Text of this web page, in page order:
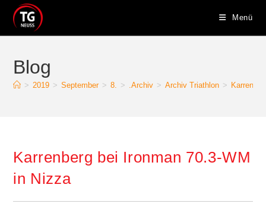
Inhalt
springen
Menü
Blog
> 2019 > September > 8. > .Archiv > Archiv Triathlon >
Karrenberg bei Ironman 70.3-WM
in Nizza